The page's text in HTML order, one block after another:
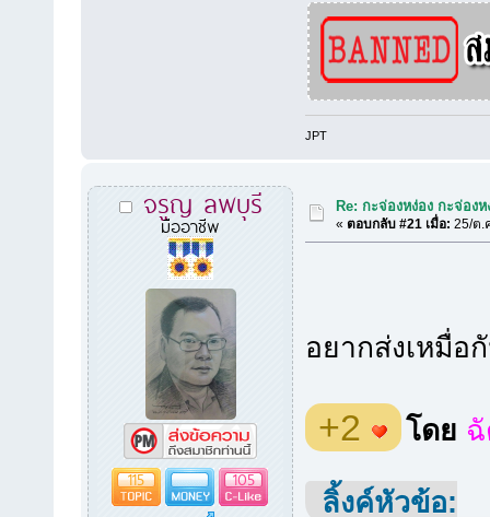
JPT
จรูญ ลพบุรี
มืออาชีพ
115
105
Re: กะจ่องหง่อง กะจ่องห
«ตอบกลับ #21 เมื่อ: 25/ต.
อยากส่งเหมื่
+2 โดย
ลิ้งค์หัวข้อ: